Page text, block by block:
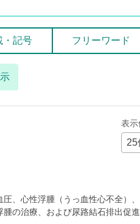
・記号 フリーワード
表示
、心性浮腫（うっ血性心不全）、
の治療、および尿路結石排出促